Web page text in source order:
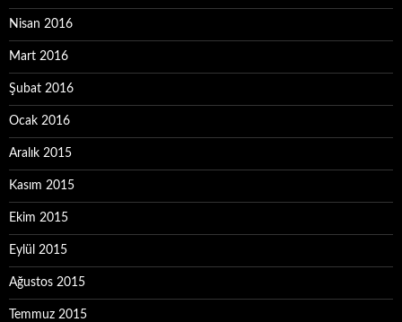
Nisan 2016
Mart 2016
Şubat 2016
Ocak 2016
Aralık 2015
Kasım 2015
Ekim 2015
Eylül 2015
Ağustos 2015
Temmuz 2015